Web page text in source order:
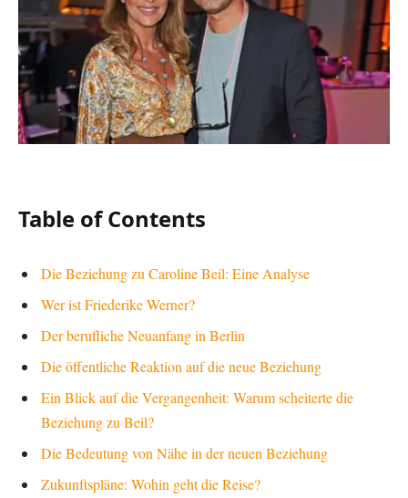
Table of Contents
Die Beziehung zu Caroline Beil: Eine Analyse
Wer ist Friederike Werner?
Der berufliche Neuanfang in Berlin
Die öffentliche Reaktion auf die neue Beziehung
Ein Blick auf die Vergangenheit: Warum scheiterte die
Beziehung zu Beil?
Die Bedeutung von Nähe in der neuen Beziehung
Zukunftspläne: Wohin geht die Reise?